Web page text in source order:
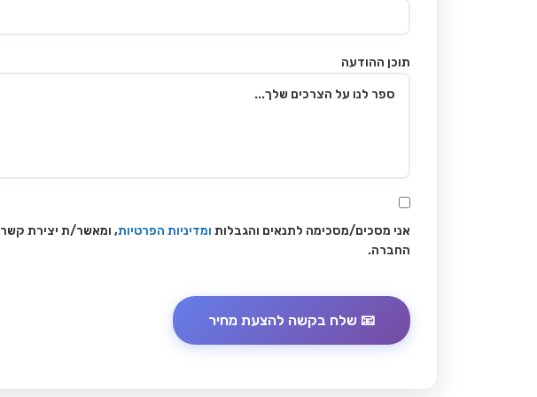
תוכן ההודעה
אני מסכים/מסכימה לתנאים והגבלות ומדיניות הפרטיות, ומאשר/ת יצירת
החברה.